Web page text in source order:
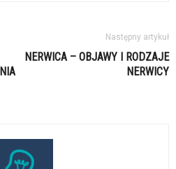
Następny artykuł
NERWICA – OBJAWY I RODZAJE
NERWICY